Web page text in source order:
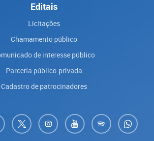
Editais
Licitações
Chamamento público
de interesse público
Parceria público-privada
Cadastro de patrocinadores